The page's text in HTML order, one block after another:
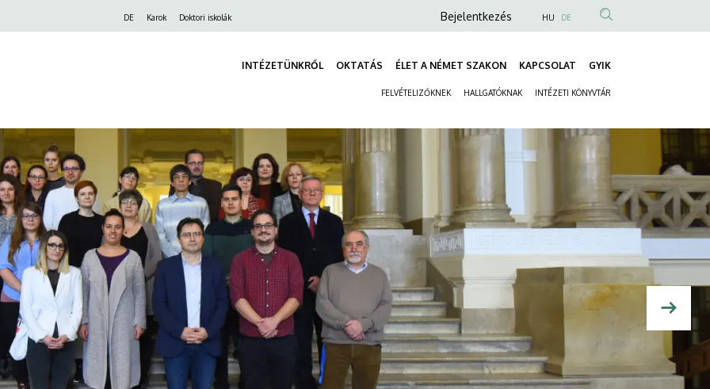
DE Karok Doktori iskolák
Anonim
fiók
Bejelentkezés HU DE
INTÉZETÜNKRŐL OKTATÁS ÉLET A NÉMET SZAKON KAPCSOLAT GYIK
navigáció
FELVÉTELIZŐKNEK HALLGATÓKNAK INTÉZETI KÖNYVTÁR